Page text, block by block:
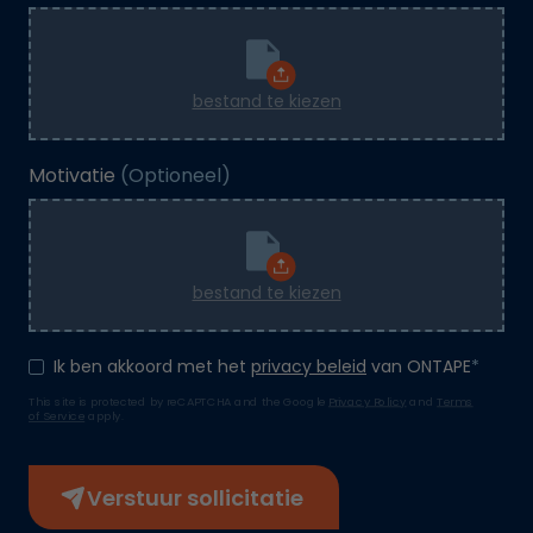
bestand te kiezen
Motivatie (Optioneel)
bestand te kiezen
Ik ben akkoord met het privacy beleid van ONTAPE*
This site is protected by reCAPTCHA and the Google Privacy Policy and Terms
of Service apply.
Verstuur sollicitatie